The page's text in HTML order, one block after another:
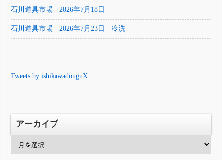
石川道具市場 2026年7月18日
石川道具市場 2026年7月23日 冷洗
Tweets by ishikawadouguX
アーカイブ